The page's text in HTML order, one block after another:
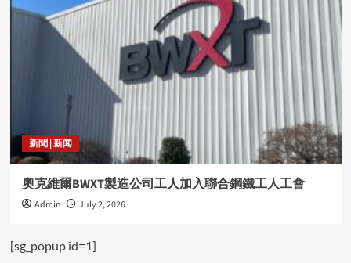
新聞 | 新闻
奧克維爾BWXT製造公司工人加入聯合鋼鐵工人工會
Admin July 2, 2026
[sg_popup id=1]